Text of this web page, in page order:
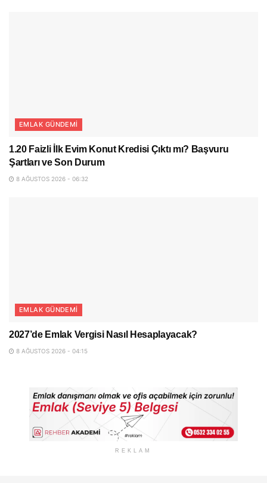
EMLAK GÜNDEMI
1.20 Faizli İlk Evim Konut Kredisi Çıktı mı? Başvuru
Şartları ve Son Durum
8 AĞUSTOS 2026 - 06:32
EMLAK GÜNDEMI
2027’de Emlak Vergisi Nasıl Hesaplayacak?
8 AĞUSTOS 2026 - 04:15
REKLAM